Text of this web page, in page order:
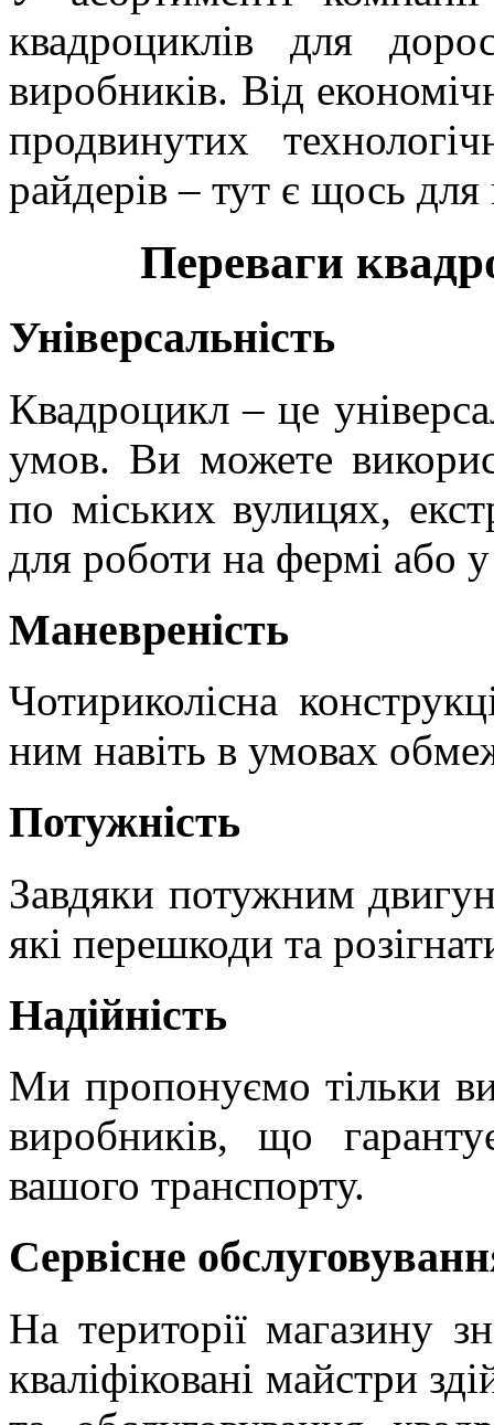
квадроциклів для
виробників. Від
продвинутих
райдерів – тут є щось
Переваги
Універсальність
Квадроцикл – це
умов. Ви можете
по міських вулицях,
для роботи на фермі або у
Маневреність
Чотириколісна
ним навіть в умовах
Потужність
Завдяки потужним
які перешкоди та
Надійність
Ми пропонуємо тільки
виробників, що
вашого транспорту.
Сервісне
На території магазину
кваліфіковані майстри